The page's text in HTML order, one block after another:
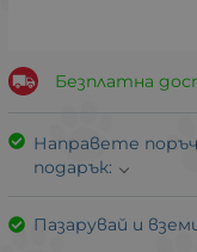
Безплатна
Направете
подарък:
Пазарувай и